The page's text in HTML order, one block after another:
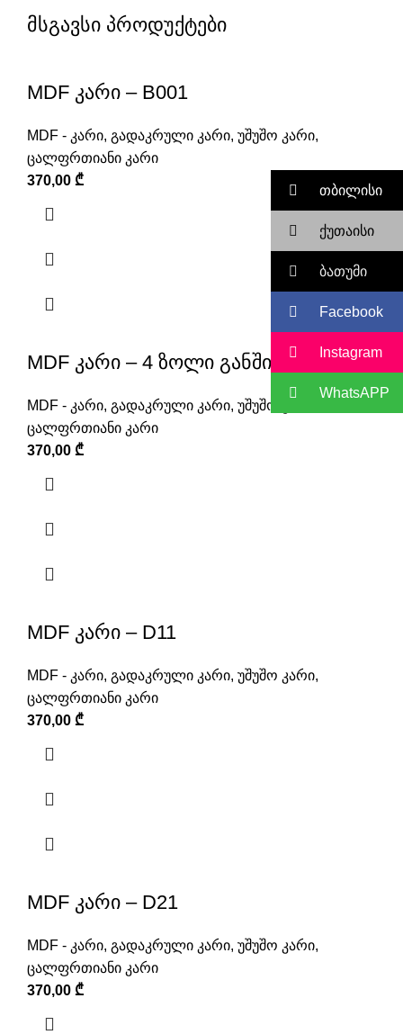
მსგავსი პროდუქტები
MDF კარი – B001
MDF - კარი, გადაკრული კარი, უშუშო კარი,
ცალფრთიანი კარი
370,00 ₾
MDF კარი – 4 ზოლი განში.
MDF - კარი, გადაკრული კარი, უშუშო კარი
ცალფრთიანი კარი
370,00 ₾
MDF კარი – D11
MDF - კარი, გადაკრული კარი, უშუშო კარი,
ცალფრთიანი კარი
370,00 ₾
MDF კარი – D21
MDF - კარი, გადაკრული კარი, უშუშო კარი,
ცალფრთიანი კარი
370,00 ₾
თბილისი
ქუთაისი
ბათუმი
Facebook
Instagram
WhatsAPP